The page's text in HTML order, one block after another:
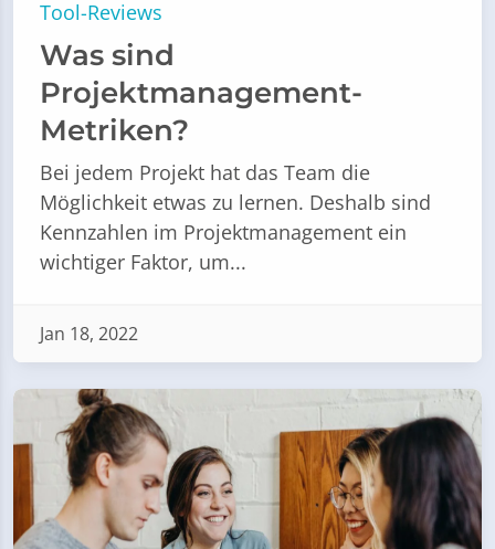
Tool-Reviews
Was sind
Projektmanagement-
Metriken?
Bei jedem Projekt hat das Team die
Möglichkeit etwas zu lernen. Deshalb sind
Kennzahlen im Projektmanagement ein
wichtiger Faktor, um...
Jan 18, 2022